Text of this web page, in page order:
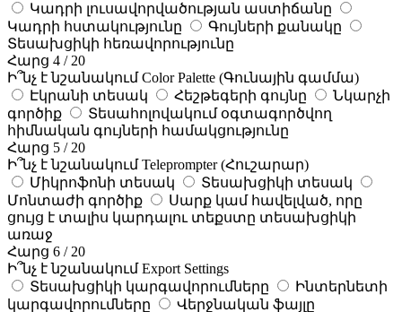
Կադրի լուսավորվածության աստիճանը
Կադրի հստակությունը
Գույների քանակը
Տեսախցիկի հեռավորությունը
Հարց 4 / 20
Ի՞նչ է նշանակում Color Palette (Գունային գամմա)
Էկրանի տեսակ
Հեշթեգերի գույնը
Նկարչի
գործիք
Տեսահոլովակում օգտագործվող
հիմնական գույների համակցությունը
Հարց 5 / 20
Ի՞նչ է նշանակում Teleprompter (Հուշարար)
Միկրոֆոնի տեսակ
Տեսախցիկի տեսակ
Մոնտաժի գործիք
Սարք կամ հավելված, որը
ցույց է տալիս կարդալու տեքստը տեսախցիկի
առաջ
Հարց 6 / 20
Ի՞նչ է նշանակում Export Settings
Տեսախցիկի կարգավորումները
Ինտերնետի
կարգավորումները
Վերջնական ֆայլը